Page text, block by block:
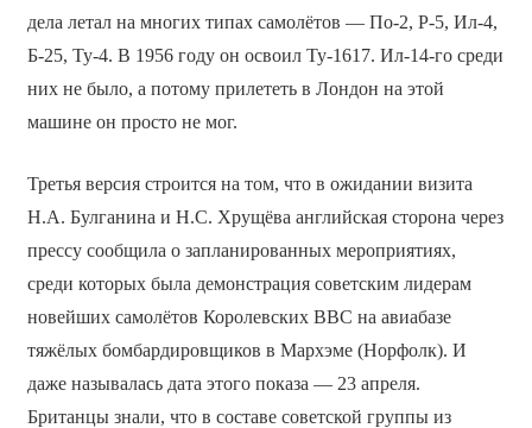
дела летал на многих типах самолётов — По-2, Р-5, Ил-4,
Б-25, Ту-4. В 1956 году он освоил Ту-1617. Ил-14-го среди
них не было, а потому прилететь в Лондон на этой
машине он просто не мог.
Третья версия строится на том, что в ожидании визита
Н.А. Булганина и Н.С. Хрущёва английская сторона через
прессу сообщила о запланированных мероприятиях,
среди которых была демонстрация советским лидерам
новейших самолётов Королевских ВВС на авиабазе
тяжёлых бомбардировщиков в Мархэме (Норфолк). И
даже называлась дата этого показа — 23 апреля.
Британцы знали, что в составе советской группы из